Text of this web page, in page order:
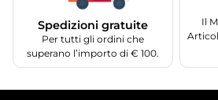
Spedizioni gratuite
Per tutti gli ordini che
superano l’importo di € 100.
Il